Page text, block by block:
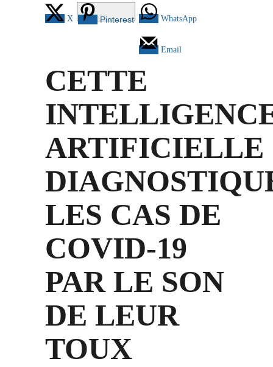
X Pinterest WhatsApp
Email
CETTE
ARTIFICIELLE
LES CAS DE
COVID-19
PAR LE SON
DE LEUR
TOUX